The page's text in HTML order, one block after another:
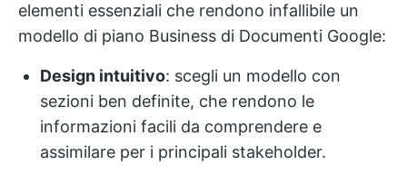
elementi essenziali che rendono infallibile un
modello di piano Business di Documenti Google:
Design intuitivo: scegli un modello con
sezioni ben definite, che rendono le
informazioni facili da comprendere e
assimilare per i principali stakeholder.